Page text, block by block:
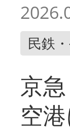
民鉄
京
空